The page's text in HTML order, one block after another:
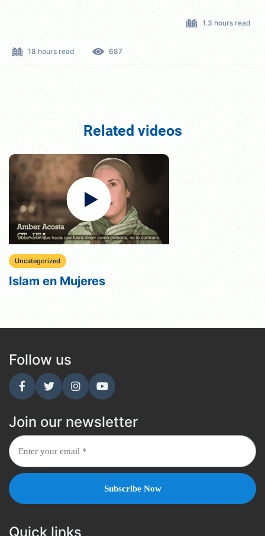
18 hours read 687
1.3 hours read
Related videos
Uncategorized
Islam en Mujeres
Follow us
Join our newsletter
Quick links